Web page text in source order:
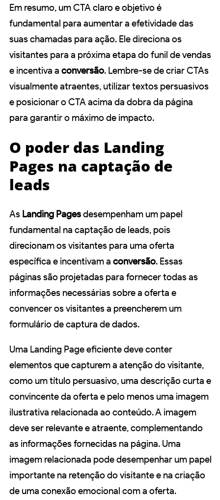
Em resumo, um CTA claro e objetivo é
fundamental para aumentar a efetividade das
suas chamadas para ação. Ele direciona os
visitantes para a próxima etapa do funil de vendas
e incentiva a conversão. Lembre-se de criar CTAs
visualmente atraentes, utilizar textos persuasivos
e posicionar o CTA acima da dobra da página
para garantir o máximo de impacto.
O poder das Landing
Pages na captação de
leads
As Landing Pagesdesempenham um papel
fundamental na captação de leads, pois
direcionam os visitantes para uma oferta
específica e incentivam a conversão. Essas
páginas são projetadas para fornecer todas as
informações necessárias sobre a oferta e
convencer os visitantes a preencherem um
formulário de captura de dados.
Uma Landing Page eficiente deve conter
elementos que capturem a atenção do visitante,
como um título persuasivo, uma descrição curta e
convincente da oferta e pelo menos uma imagem
ilustrativa relacionada ao conteúdo. A imagem
deve ser relevante e atraente, complementando
as informações fornecidas na página. Uma
imagem relacionada pode desempenhar um papel
importante na retenção do visitante e na criação
de uma conexão emocional com a oferta.